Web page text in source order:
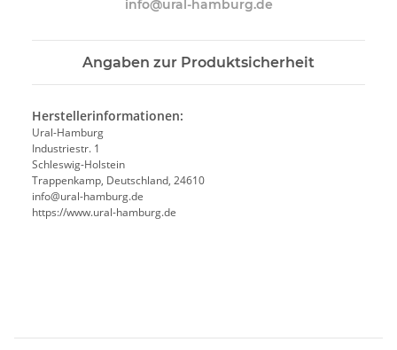
info@ural-hamburg.de
Angaben zur Produktsicherheit
Herstellerinformationen:
Ural-Hamburg
Industriestr. 1
Schleswig-Holstein
Trappenkamp, Deutschland, 24610
info@ural-hamburg.de
https://www.ural-hamburg.de